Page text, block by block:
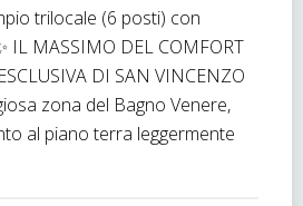
trilocale (6 posti) con
IL MASSIMO DEL COMFORT
DI SAN VINCENZO
zona del Bagno Venere,
al piano terra leggermente